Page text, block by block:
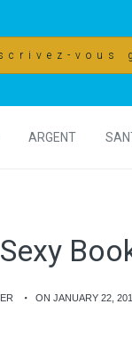
vous
ARGENT
ON JANUARY 22,